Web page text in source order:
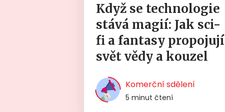
Když se technologie
stává magií: Jak sci-
fi a fantasy propojují
svět vědy a kouzel
Komerční sdělení
5 minut čtení